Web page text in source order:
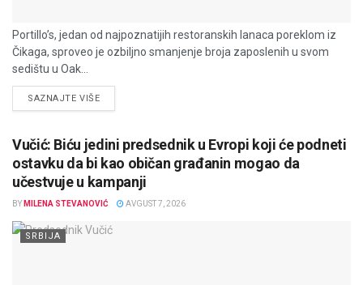
Portillo’s, jedan od najpoznatijih restoranskih lanaca poreklom iz
Čikaga, sproveo je ozbiljno smanjenje broja zaposlenih u svom
sedištu u Oak...
SAZNAJTE VIŠEDETAILS
Vučić: Biću jedini predsednik u Evropi koji će podneti
ostavku da bi kao običan građanin mogao da
učestvuje u kampanji
BY MILENA STEVANOVIĆ AVGUST 7, 2026
SRBIJA